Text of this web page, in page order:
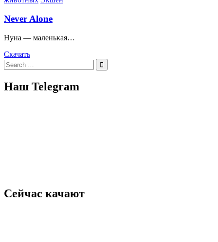
Never Alone
Нуна — маленькая…
Скачать
Search
for:
Наш Telegram
Сейчас качают